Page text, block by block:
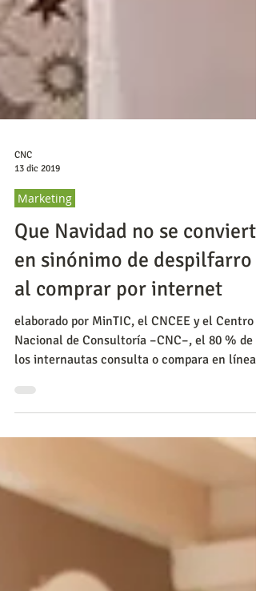
CNC
13 dic 2019
Marketing
Que Navidad no se convierta
en sinónimo de despilfarro
elaborado por MinTIC, el CNCEE y el Centro
los internautas consulta o compara en línea